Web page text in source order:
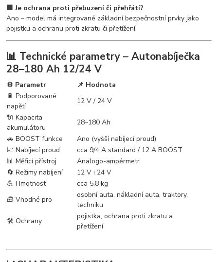
🟩 Je ochrana proti přebuzení či přehřátí?
Ano – model má integrované základní bezpečnostní prvky jako
pojistku a ochranu proti zkratu či přetížení.
📊 Technické parametry – Autonabíječka
28–180 Ah 12/24 V
⚙️ Parametr
📌 Hodnota
🔋 Podporované
napětí
12 V / 24 V
🔌 Kapacita
akumulátoru
28–180 Ah
🚗 BOOST funkce
Ano (vyšší nabíjecí proud)
📈 Nabíjecí proud
cca 9/4 A standard / 12 A BOOST
📊 Měřicí přístroj
Analogo-ampérmetr
🔄 Režimy nabíjení
12 V i 24 V
💪 Hmotnost
cca 5,8 kg
🧰 Vhodné pro
osobní auta, nákladní auta, traktory,
techniku
🛠️ Ochrany
pojistka, ochrana proti zkratu a
přetížení